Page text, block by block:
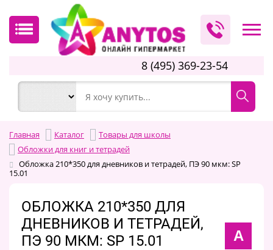
8 (495) 369-23-54
Главная Каталог
Товары для школы
Обложки для книг и тетрадей
Обложка 210*350 для дневников и тетрадей, ПЭ 90 мкм: SP
15.01
ОБЛОЖКА 210*350 ДЛЯ
ДНЕВНИКОВ И ТЕТРАДЕЙ,
ПЭ 90 МКМ: SP 15.01
A